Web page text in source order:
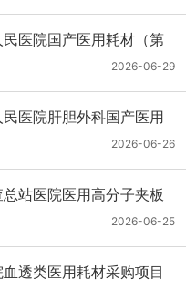
医院国产医用耗材（第
开招标公告
2026-06-29
医院肝胆外科国产医用
公告
2026-06-26
站医院医用高分子夹板
公告
2026-06-25
透类医用耗材采购项目